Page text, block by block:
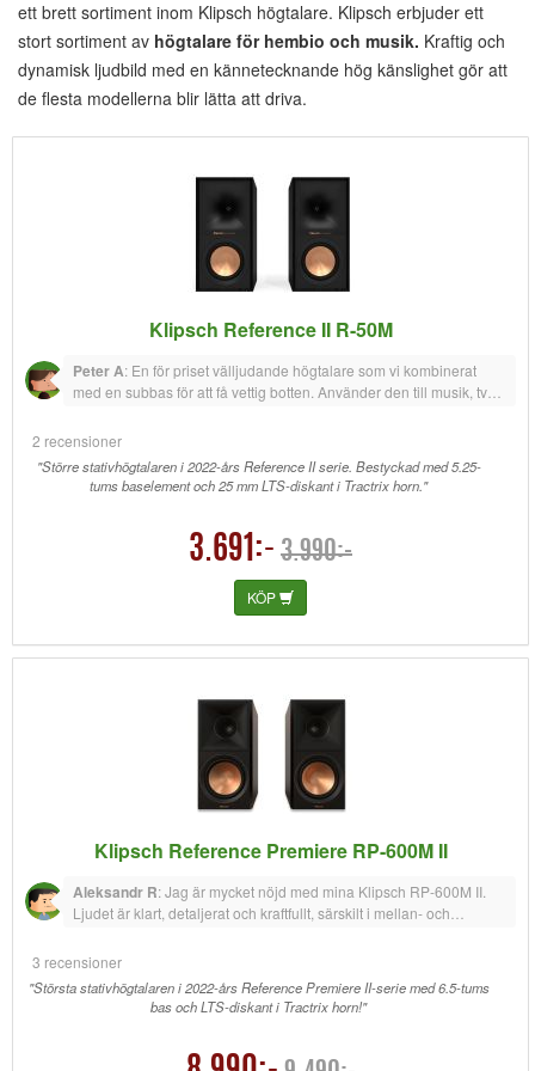
ett brett sortiment inom Klipsch högtalare. Klipsch erbjuder ett
stort sortiment av högtalare för hembio och musik. Kraftig och
dynamisk ljudbild med en kännetecknande hög känslighet gör att
de flesta modellerna blir lätta att driva.
Klipsch Reference II R-50M
Peter A: En för priset välljudande högtalare som vi kombinerat
med en subbas för att få vettig botten. Använder den till musik, tv
2 recensioner
"Större stativhögtalaren i 2022-års Reference II serie. Bestyckad med 5.25-
tums baselement och 25 mm LTS-diskant i Tractrix horn."
3.691:- 3.990:-
KÖP
Klipsch Reference Premiere RP-600M II
Aleksandr R:Jag är mycket nöjd med mina Klipsch RP-600M II.
Ljudet är klart, detaljerat och kraftfullt, särskilt i mellan- och
3 recensioner
"Största stativhögtalaren i 2022-års Reference Premiere II-serie med 6.5-tums
bas och LTS-diskant i Tractrix horn!"